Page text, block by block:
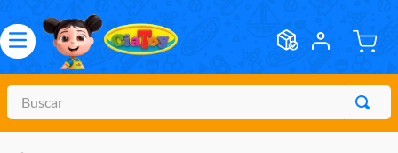
Buscar
TERMOS MAIS BUSCADOS